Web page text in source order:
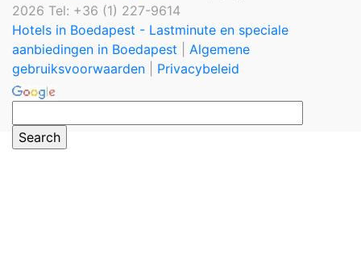
2026 Tel: +36 (1) 227-9614
Hotels in Boedapest - Lastminute en speciale
aanbiedingen in Boedapest
Algemene
gebruiksvoorwaarden
Privacybeleid